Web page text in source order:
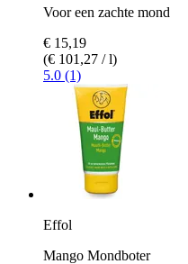
Voor een zachte mond
€ 15,19
(€ 101,27 / l)
5.0 (1)
Effol
Mango Mondboter